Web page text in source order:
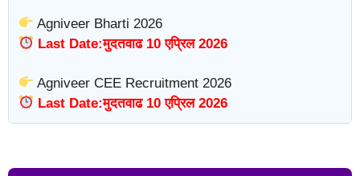
Agniveer Bharti 2026
Last Date:मुदतवाढ 10 एप्रिल 2026
Agniveer CEE Recruitment 2026
Last Date:मुदतवाढ 10 एप्रिल 2026